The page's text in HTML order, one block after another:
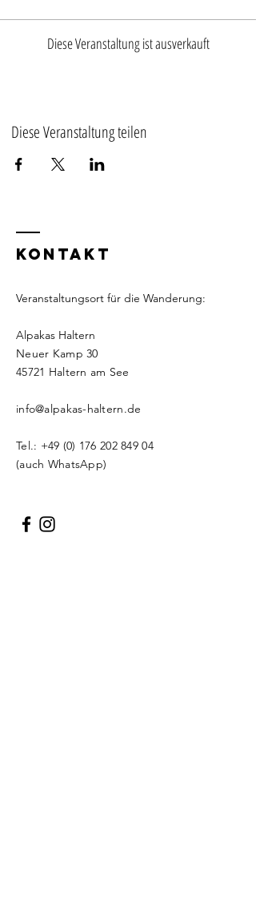
Diese Veranstaltung ist ausverkauft
Diese Veranstaltung teilen
KONTAKT
Veranstaltungsort für die Wanderung:
Alpakas Haltern
Neuer Kamp 30
​​45721 Haltern am See
info@alpakas-haltern.de
Tel.: +49 (0) 176 202 849 04
(auch WhatsApp)